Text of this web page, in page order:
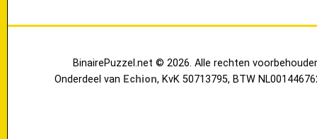
BinairePuzzel.net © 2026. Alle rechten
Onderdeel van Echion, KvK 50713795, BTW